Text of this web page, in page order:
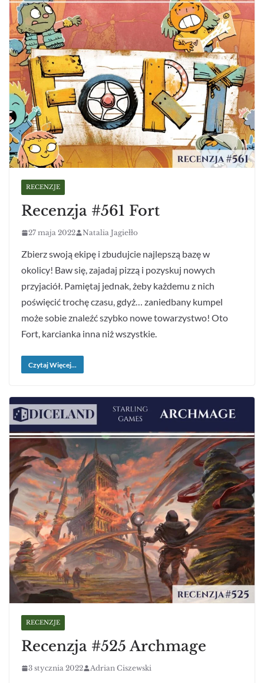
RECENZJE
Recenzja #561 Fort
27 maja 2022 Natalia Jagiełło
Zbierz swoją ekipę i zbudujcie najlepszą bazę w
okolicy! Baw się, zajadaj pizzą i pozyskuj nowych
przyjaciół. Pamiętaj jednak, żeby każdemu z nich
poświęcić trochę czasu, gdyż… zaniedbany kumpel
może sobie znaleźć szybko nowe towarzystwo! Oto
Fort, karcianka inna niż wszystkie.
Czytaj Więcej...
RECENZJE
Recenzja #525 Archmage
3 stycznia 2022 Adrian Ciszewski